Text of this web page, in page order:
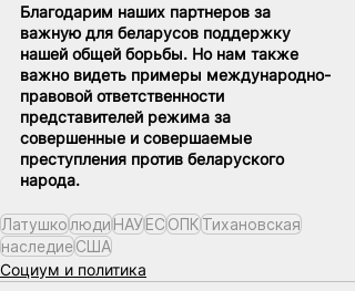
Благодарим наших партнеров за
важную для беларусов поддержку
нашей общей борьбы. Но нам также
важно видеть примеры международно-
правовой ответственности
представителей режима за
совершенные и совершаемые
преступления против беларуского
народа.
ЛатушколюдиНАУЕСОПКТихановская
наследиеСША
Социум и политика